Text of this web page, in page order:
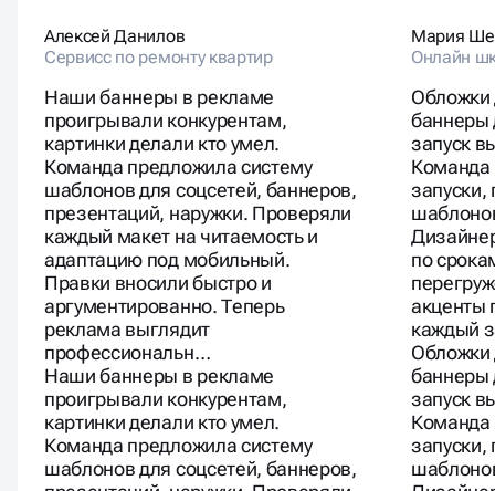
Алексей Данилов
Сервисс по ремонту квартир
Наши баннеры в рекламе
проигрывали конкурентам,
картинки делали кто умел.
Команда предложила систему
шаблонов для соцсетей, баннеров,
презентаций, наружки. Проверяли
каждый макет на читаемость и
адаптацию под мобильный.
Правки вносили быстро и
аргументированно. Теперь
реклама выглядит
профессиональн…
Наши баннеры в рекламе
проигрывали конкурентам,
картинки делали кто умел.
Команда предложила систему
шаблонов для соцсетей, баннеров,
Мария
Онлайн
Обложки
баннеры
запуск
по
акценты
каждый
Обложки
баннеры
запуск